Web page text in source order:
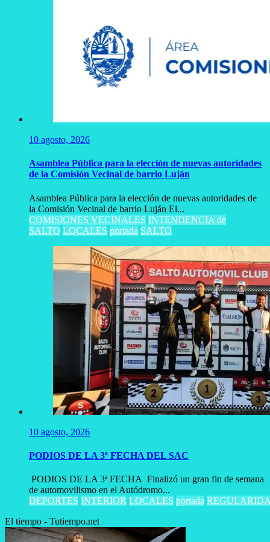
10 agosto, 2026
Asamblea Pública para la elección de nuevas autoridades
de la Comisión Vecinal de barrio Luján
Asamblea Pública para la elección de nuevas autoridades de
la Comisión Vecinal de barrio Luján El...
COMISIONES VECINALES INTENDENCIA de
SALTO LOCALES portada SALTO
10 agosto, 2026
PODIOS DE LA 3ª FECHA DEL SAC
PODIOS DE LA 3ª FECHA Finalizó un gran fin de semana
de automovilismo en el Autódromo...
DEPORTES INTERIOR LOCALES portada
El tiempo - Tutiempo.net